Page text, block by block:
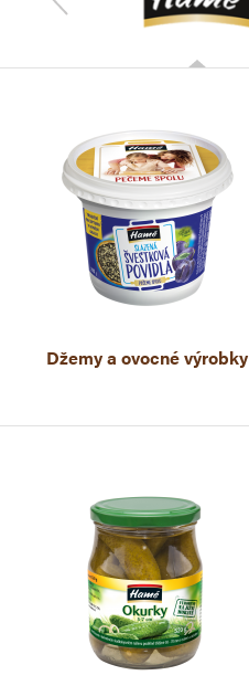
Džemy a ovocné výrobky